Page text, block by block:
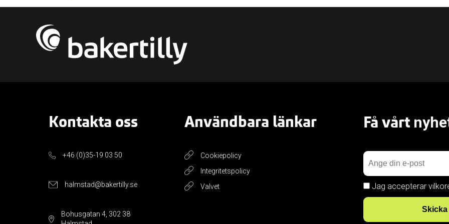
Kontakta oss
+46 (0)35-19 03 50
halmstad@bakertilly.se
Bohusgatan 4, 302 38
Användbara länkar
Cookiepolicy
Integritetspolicy
Valvet
Få vårt
Jag accepterar
Skicka